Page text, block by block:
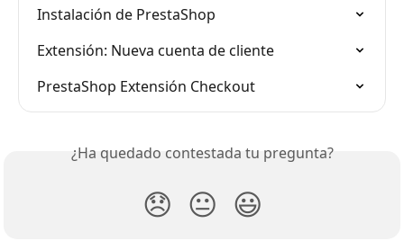
Instalación de PrestaShop
Extensión: Nueva cuenta de cliente
PrestaShop Extensión Checkout
¿Ha quedado contestada tu pregunta?
😞 😐 😃